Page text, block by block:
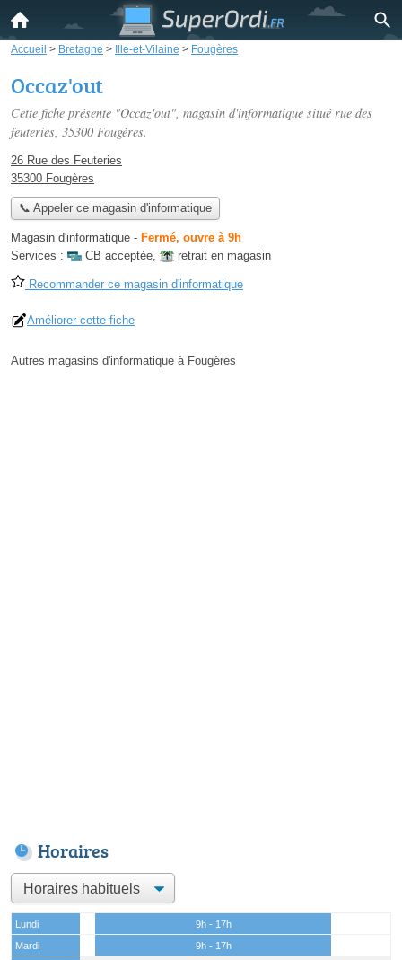
Accueil > Bretagne > Ille-et-Vilaine > Fougères
Occaz'out
Cette fiche présente "Occaz'out", magasin d'informatique situé rue des
feuteries, 35300 Fougères.
26 Rue des Feuteries
35300 Fougères
📞 Appeler ce magasin d'informatique
Magasin d'informatique - Fermé, ouvre à 9h
Services :
CB acceptée, retrait en magasin
Recommander ce magasin d'informatique
Améliorer cette fiche
Autres magasins d'informatique à Fougères
Horaires
Lundi
9h - 17h
Mardi
9h - 17h